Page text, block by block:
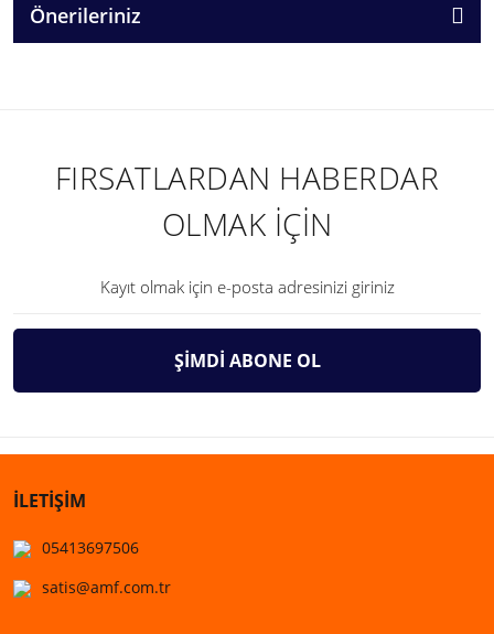
Önerileriniz
FIRSATLARDAN HABERDAR
OLMAK İÇİN
ŞİMDİ ABONE OL
İLETİŞİM
05413697506
satis@amf.com.tr